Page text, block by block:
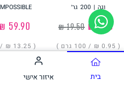
200 גר׳ | וגה
‏19.50 ₪ ‏1.90 ₪
( ‏0.95 ₪ / 100 גרם )
( ‏13.25 ₪ /
בית איזור אישי